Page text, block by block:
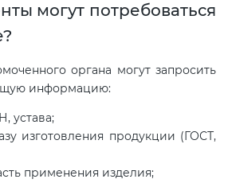
могут потребоваться
органа могут запросить
информацию:
устава;
изготовления продукции (ГОСТ,
применения изделия;